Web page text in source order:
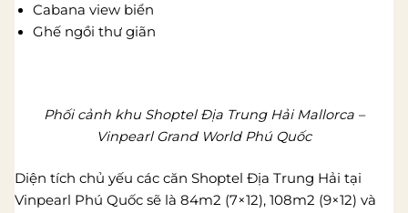
Cabana view biển
Ghế ngồi thư giãn
Phối cảnh khu Shoptel Địa Trung Hải Mallorca –
Vinpearl Grand World Phú Quốc
Diện tích chủ yếu các căn Shoptel Địa Trung Hải tại
Vinpearl Phú Quốc sẽ là 84m2 (7×12), 108m2 (9×12) và